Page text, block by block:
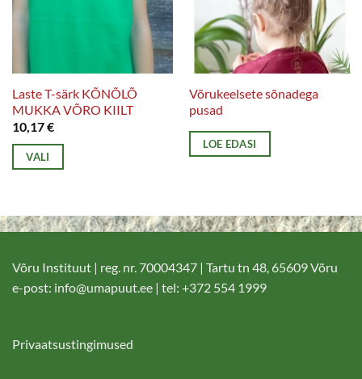
saab
teha
Laste T-särk KÕNÕLÕ
MUKKA VÕRO KIILT
10,17€
VALI
on
varianti.
Valikuid
saab
tootelehel.
Võrukeelsete sõnadega
pusad
LOE EDASI
Võru Instituut | reg. nr. 70004347 | Tartu tn 48, 65609 Võru
e-post: info@umapuut.ee | tel: +372 554 1999
Privaatsustingimused